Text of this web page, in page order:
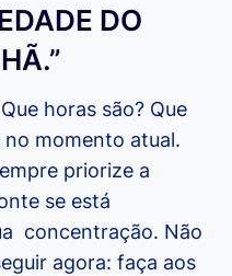
DO
horas são? Que
momento atual.
priorize a
se está
concentração. Não
agora: faça aos